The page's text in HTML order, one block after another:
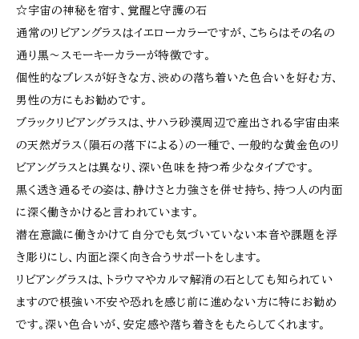
☆宇宙の神秘を宿す、覚醒と守護の石
通常のリビアングラスはイエローカラーですが、こちらはその名の
通り黒〜スモーキーカラーが特徴です。
個性的なブレスが好きな方、渋めの落ち着いた色合いを好む方、
男性の方にもお勧めです。
ブラックリビアングラスは、サハラ砂漠周辺で産出される宇宙由来
の天然ガラス（隕石の落下による）の一種で、一般的な黄金色のリ
ビアングラスとは異なり、深い色味を持つ希少なタイプです。
黒く透き通るその姿は、静けさと力強さを併せ持ち、持つ人の内面
に深く働きかけると言われています。
潜在意識に働きかけて自分でも気づいていない本音や課題を浮
き彫りにし、内面と深く向き合うサポートをします。
リビアングラスは、トラウマやカルマ解消の石としても知られてい
ますので根強い不安や恐れを感じ前に進めない方に特にお勧め
です。深い色合いが、安定感や落ち着きをもたらしてくれます。